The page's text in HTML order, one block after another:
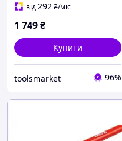
від292₴/міс
1 749₴
Купити
toolsmarket 96%